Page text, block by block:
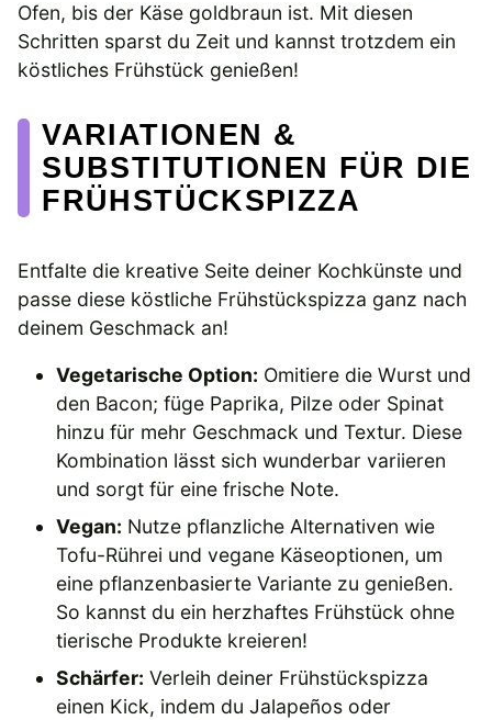
Ofen, bis der Käse goldbraun ist. Mit diesen
Schritten sparst du Zeit und kannst trotzdem ein
köstliches Frühstück genießen!
VARIATIONEN &
SUBSTITUTIONEN FÜR DIE
FRÜHSTÜCKSPIZZA
Entfalte die kreative Seite deiner Kochkünste und
passe diese köstliche Frühstückspizza ganz nach
deinem Geschmack an!
Vegetarische Option: Omitiere die Wurst und
den Bacon; füge Paprika, Pilze oder Spinat
hinzu für mehr Geschmack und Textur. Diese
Kombination lässt sich wunderbar variieren
und sorgt für eine frische Note.
Vegan: Nutze pflanzliche Alternativen wie
Tofu-Rührei und vegane Käseoptionen, um
eine pflanzenbasierte Variante zu genießen.
So kannst du ein herzhaftes Frühstück ohne
tierische Produkte kreieren!
Schärfer: Verleih deiner Frühstückspizza
einen Kick, indem du Jalapeños oder